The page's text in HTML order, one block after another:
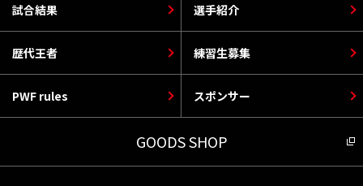
選手紹介
PWF rules
歴代王者
スポンサー
試合結果
練習生募集
GOODS SHOP